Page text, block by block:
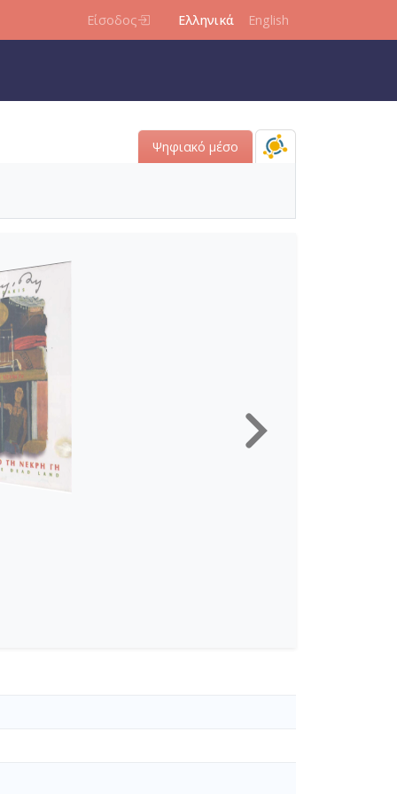
Είσοδος Ελληνικά English
Ψηφιακό μέσο